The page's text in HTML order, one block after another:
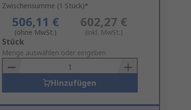
Zwischensumme (1 Stück)*
506,11 €
(ohne MwSt.)
602,27 €
(inkl. MwSt.)
Add
to
Basket
Stück
Menge auswählen oder eingeben
Hinzufügen